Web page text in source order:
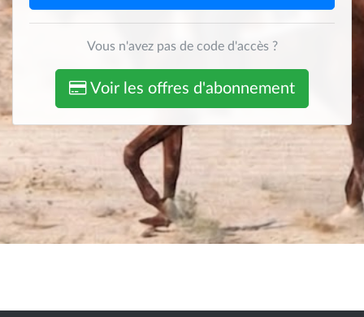
Vous n'avez pas de code d'accès ?
Voir les offres d'abonnement